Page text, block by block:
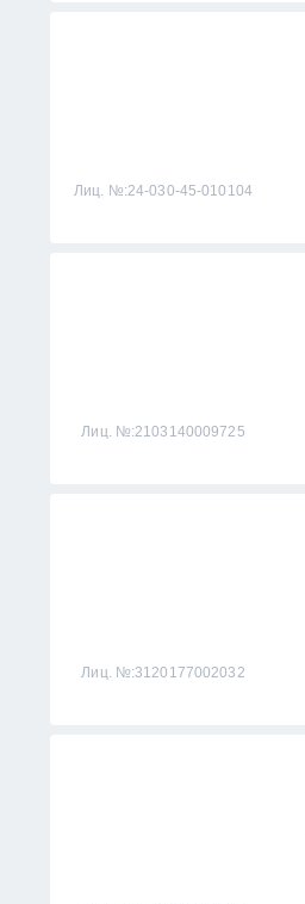
Лиц. №:24-030-45-010104
Лиц. №:2103140009725
Лиц. №:3120177002032